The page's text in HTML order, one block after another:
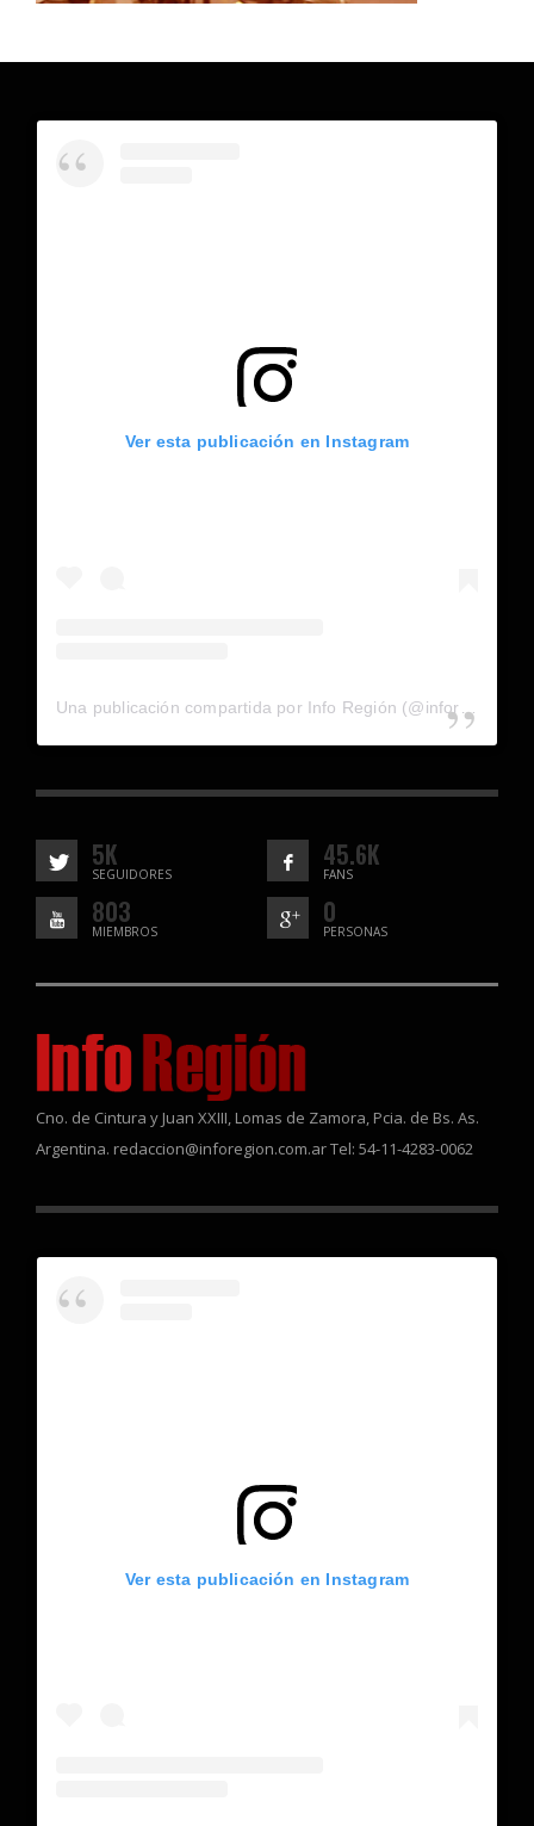
Ver esta publicación en Instagram
Una publicación compartida por Info Región (@inforegion_redes)
5K
SEGUIDORES
45.6K
FANS
803
MIEMBROS
0
PERSONAS
Cno. de Cintura y Juan XXIII, Lomas de Zamora, Pcia. de Bs. As.
Argentina. redaccion@inforegion.com.ar Tel: 54-11-4283-0062
Ver esta publicación en Instagram